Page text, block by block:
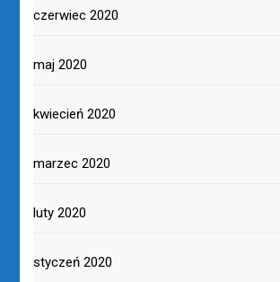
czerwiec 2020
maj 2020
kwiecień 2020
marzec 2020
luty 2020
styczeń 2020